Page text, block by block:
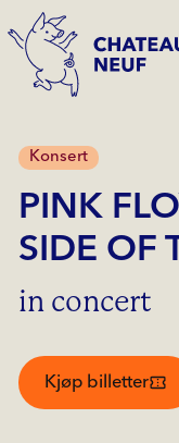
Konsert
PINK
SIDE OF
in concert
Kjøp billetter